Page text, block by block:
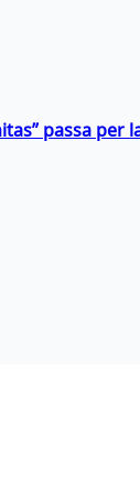
passa per